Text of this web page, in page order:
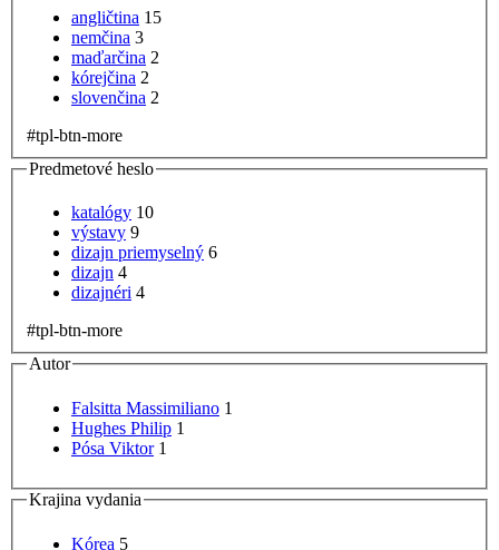
angličtina 15
nemčina 3
maďarčina 2
kórejčina 2
slovenčina 2
#tpl-btn-more
Predmetové heslo
katalógy 10
výstavy 9
dizajn priemyselný 6
dizajn 4
dizajnéri 4
#tpl-btn-more
Autor
Falsitta Massimiliano 1
Hughes Philip 1
Pósa Viktor 1
Krajina vydania
Kórea 5